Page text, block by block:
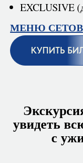
EXCLUSIVE
МЕНЮ СЕТОВ
КУПИТЬ
увидеть
с